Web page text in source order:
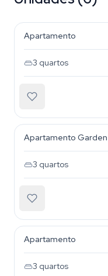
Sem foto
Moinhos de Vento
Apartamento
3 quartos
Apartamento Garden
3 quartos
Sem foto
Apartamento
3 quartos